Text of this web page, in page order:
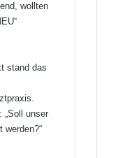
wollten
stand das
„Soll unser
werden?“